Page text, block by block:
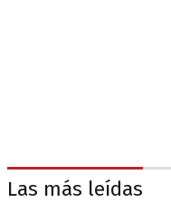
Las más leídas